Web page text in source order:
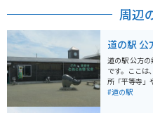
周辺
道の駅 公
道の駅 公方
です。ここは
所「平等寺」
訪れる場所として知ら
#道の駅